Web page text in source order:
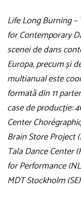
Life Long Burning
for Contemporary
scenei de dans
Europa, precum și
multianual este
formată din 11
case de producție:
Center
Brain Store Project
Tala Dance Center
for Performance
MDT Stockholm